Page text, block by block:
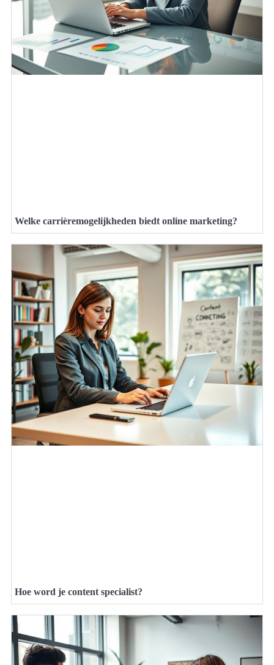
Welke carrièremogelijkheden biedt online marketing?
Hoe word je content specialist?